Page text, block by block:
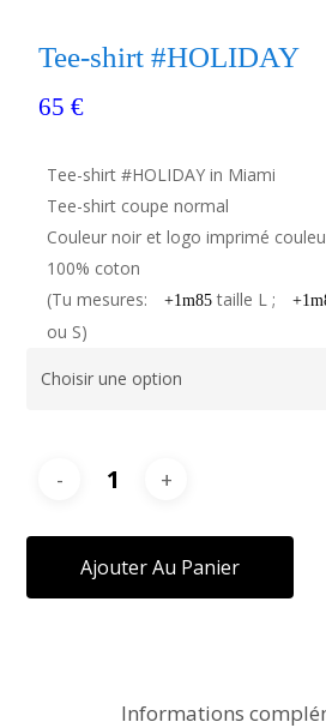
Tee-shirt #HOLIDAY
65€
Tee-shirt #HOLIDAY in Miami
Tee-shirt coupe normal
Couleur noir et logo imprimé
100% coton
(Tu mesures:
+1m85taille L ;
ou S)
Ajouter Au Panier
Informations